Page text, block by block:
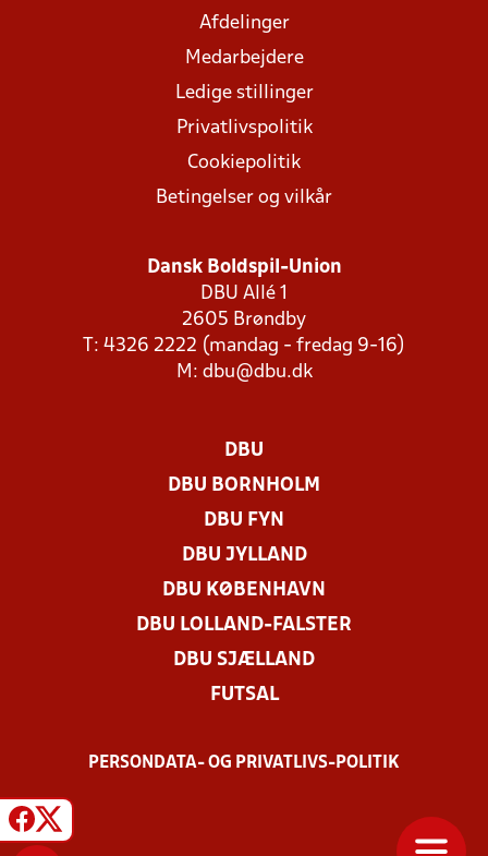
Afdelinger
Medarbejdere
Ledige stillinger
Privatlivspolitik
Cookiepolitik
Betingelser og vilkår
Dansk Boldspil-Union
DBU Allé 1
2605 Brøndby
T: 4326 2222 (mandag - fredag 9-16)
M: dbu@dbu.dk
DBU
DBU BORNHOLM
DBU FYN
DBU JYLLAND
DBU KØBENHAVN
DBU LOLLAND-FALSTER
DBU SJÆLLAND
FUTSAL
PERSONDATA- OG PRIVATLIVS-POLITIK